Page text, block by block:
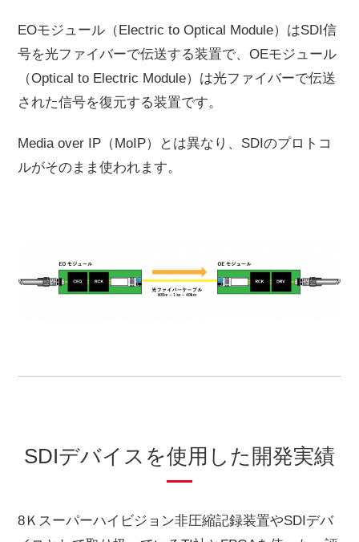
EOモジュール（Electric to Optical Module）はSDI信
号を光ファイバーで伝送する装置で、OEモジュール
（Optical to Electric Module）は光ファイバーで伝送
された信号を復元する装置です。
Media over IP（MoIP）とは異なり、SDIのプロトコ
ルがそのまま使われます。
SDIデバイスを使用した開発実績
8Ｋスーパーハイビジョン非圧縮記録装置やSDIデバ